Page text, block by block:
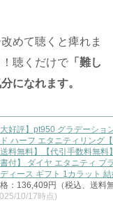
めて聴くと痺れま
聴くだけで 「難し
になれます。
大好評】pt950 グラデーショ
ハーフ エタニティリング
送料無料】【代引手数料無料
付】 ダイヤ エタニティ プ
ィース ギフト 1カラット
：136,409円（税込、送料
10/17時点)